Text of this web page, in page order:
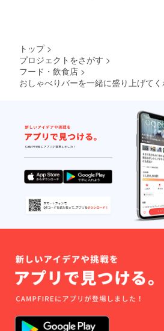
トップ >
プロジェクトをさがす >
フード・飲食店 >
おしゃべりバーを一緒に盛り上げてく